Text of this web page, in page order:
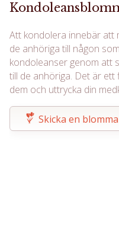
Att kondolera innebär att
de anhöriga till någon
kondoleanser genom att
till de anhöriga. Det är
dem och uttrycka din
Skicka en blomma